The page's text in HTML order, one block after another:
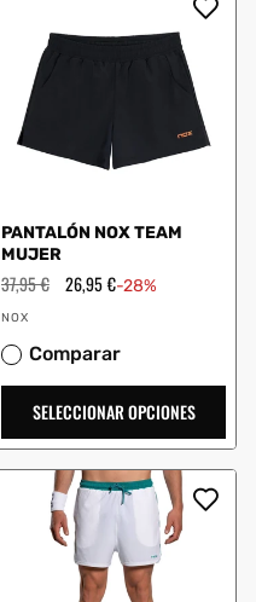
PANTALÓN NOX TEAM
MUJER
Precio
habitual
37,95 € Precio
26,95 €-28%
Proveedor:
NOX
Comparar
SELECCIONAR OPCIONES